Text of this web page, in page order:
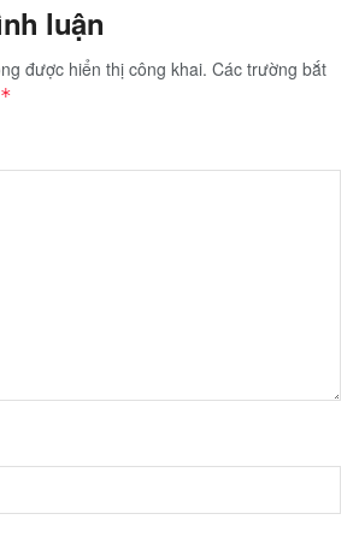
luận
được hiển thị công khai. Các trường bắt
*